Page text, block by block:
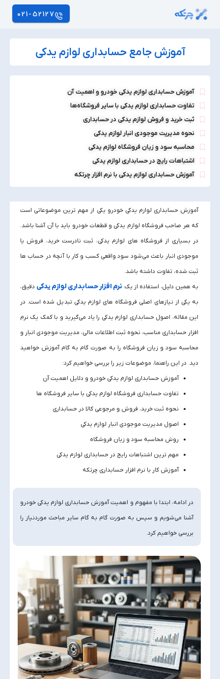
021-52127
آموزش جامع حسابداری لوازم یدکی
آموزش حسابداری لوازم یدکی خودرو و اهمیت آن
تفاوت حسابداری لوازم یدکی با سایر فروشگاه‌ها
ثبت خرید و فروش لوازم یدکی در حسابداری
نحوه مدیریت موجودی انبار لوازم یدکی
محاسبه سود و زیان فروشگاه لوازم یدکی
اشتباهات رایج در حسابداری لوازم یدکی
آموزش حسابداری لوازم یدکی با نرم افزار چرتکه
آموزش حسابداری لوازم یدکی خودرو یکی از مهم‌ ترین موضوعاتی است
که هر صاحب فروشگاه لوازم یدکی و قطعات خودرو باید با آن آشنا باشد.
در بسیاری از فروشگاه‌ های لوازم یدکی، ثبت نادرست خرید، فروش یا
موجودی انبار باعث می‌شود سود واقعی کسب‌ و کار با آنچه در حساب‌ ها
ثبت شده، تفاوت داشته باشد.
به همین دلیل، استفاده از یک نرم‌ افزار حسابداری لوازم یدکی دقیق،
به یکی از نیازهای اصلی فروشگاه‌ های لوازم یدکی تبدیل شده است. در
این مقاله، اصول حسابداری لوازم یدکی را یاد می‌گیرید و با کمک یک نرم‌
افزار حسابداری مناسب، نحوه ثبت اطلاعات مالی، مدیریت موجودی انبار و
محاسبه سود و زیان فروشگاه را به‌ صورت گام‌ به‌ گام آموزش خواهید
دید. در این راهنما، موضوعات زیر را بررسی خواهیم کرد:
آموزش حسابداری لوازم یدکی خودرو و دلایل اهمیت آن
تفاوت حسابداری فروشگاه لوازم یدکی با سایر فروشگاه‌ ها
نحوه ثبت خرید، فروش و مرجوعی کالا در حسابداری
اصول مدیریت موجودی انبار لوازم یدکی
روش محاسبه سود و زیان فروشگاه
مهم‌ ترین اشتباهات رایج در حسابداری لوازم یدکی
آموزش کار با نرم‌ افزار حسابداری چرتکه
در ادامه، ابتدا با مفهوم و اهمیت آموزش حسابداری لوازم یدکی خودرو
آشنا می‌شویم و سپس به‌ صورت گام‌ به‌ گام سایر مباحث موردنیاز را
بررسی خواهیم کرد.